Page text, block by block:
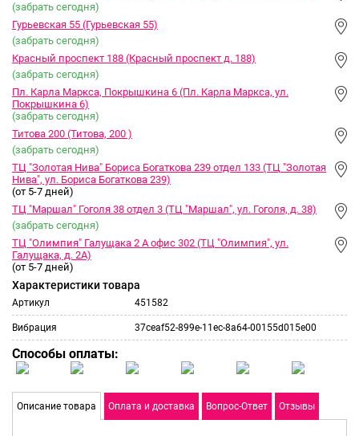
(забрать сегодня)
Гурьевская 55 (Гурьевская 55)
(забрать сегодня)
Красный проспект 188 (Красный проспект д. 188)
(забрать сегодня)
Пл. Карла Маркса, Покрышкина 6 (Пл. Карла Маркса, ул.
Покрышкина 6)
(забрать сегодня)
Титова 200 (Титова, 200 )
(забрать сегодня)
ТЦ "Золотая Нива" Бориса Богаткова 239 отдел 133 (ТЦ "Золотая
Нива", ул. Бориса Богаткова 239)
(от 5-7 дней)
ТЦ "Маршал" Гоголя 38 отдел 3 (ТЦ "Маршал", ул. Гоголя, д. 38)
(забрать сегодня)
ТЦ "Олимпия" Галущака 2 А офис 302 (ТЦ "Олимпия", ул.
Галущака, д. 2А)
(от 5-7 дней)
Характеристики товара
Артикул 451582
Вибрация 37ceaf52-899e-11ec-8a64-00155d015e00
Способы оплаты:
Описание товара Оплата и доставка Вопрос-Ответ Отзывы